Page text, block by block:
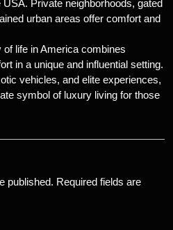
Private neighborhoods, gated
urban areas offer comfort and
life in America combines
in a unique and influential setting.
vehicles, and elite experiences,
symbol of luxury living for those
published. Required fields are